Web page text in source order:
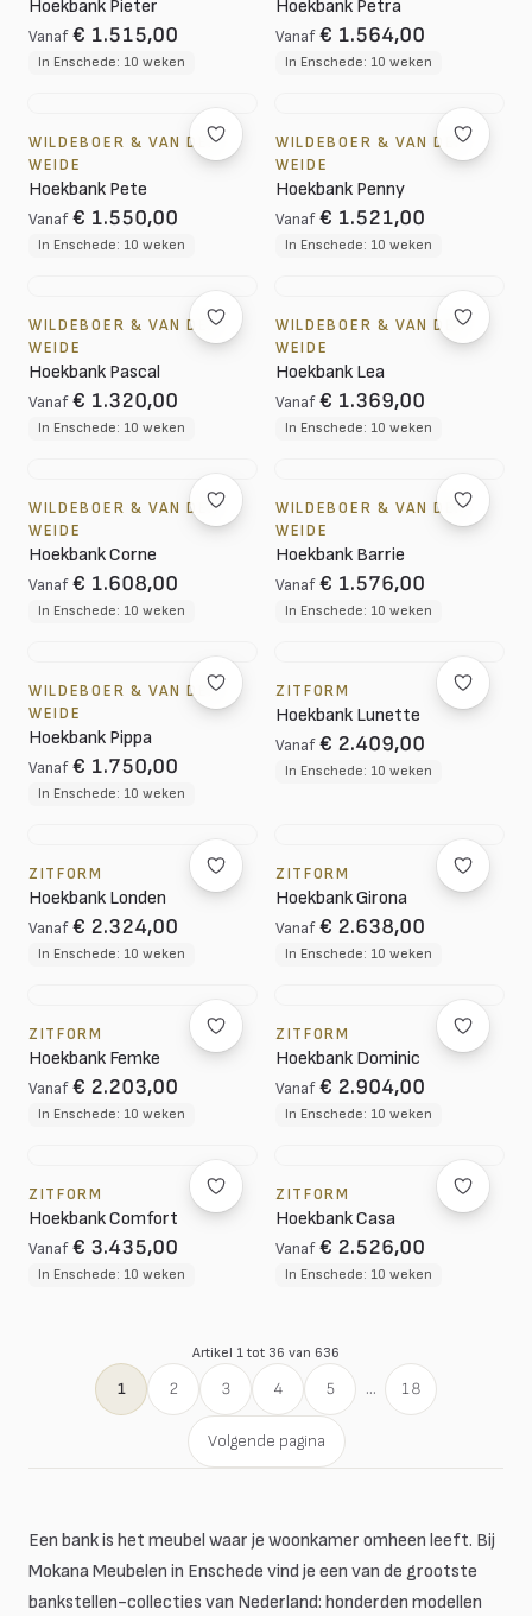
Hoekbank Pieter
Vanaf € 1.515,00
In Enschede: 10 weken
Hoekbank Petra
Vanaf € 1.564,00
In Enschede: 10 weken
WILDEBOER & VAN DER
WEIDE
Hoekbank Pete
Vanaf € 1.550,00
In Enschede: 10 weken
WILDEBOER & VAN DER
WEIDE
Hoekbank Penny
Vanaf € 1.521,00
In Enschede: 10 weken
WILDEBOER & VAN DER
WEIDE
Hoekbank Pascal
Vanaf € 1.320,00
In Enschede: 10 weken
WILDEBOER & VAN DER
WEIDE
Hoekbank Lea
Vanaf € 1.369,00
In Enschede: 10 weken
WILDEBOER & VAN DER
WEIDE
Hoekbank Corne
Vanaf € 1.608,00
In Enschede: 10 weken
WILDEBOER & VAN DER
WEIDE
Hoekbank Barrie
Vanaf € 1.576,00
In Enschede: 10 weken
WILDEBOER & VAN DER
WEIDE
Hoekbank Pippa
Vanaf € 1.750,00
In Enschede: 10 weken
ZITFORM
Hoekbank Lunette
Vanaf € 2.409,00
In Enschede: 10 weken
ZITFORM
Hoekbank Londen
Vanaf € 2.324,00
In Enschede: 10 weken
ZITFORM
Hoekbank Girona
Vanaf € 2.638,00
In Enschede: 10 weken
ZITFORM
Hoekbank Femke
Vanaf € 2.203,00
In Enschede: 10 weken
ZITFORM
Hoekbank Dominic
Vanaf € 2.904,00
In Enschede: 10 weken
ZITFORM
Hoekbank Comfort
Vanaf € 3.435,00
In Enschede: 10 weken
ZITFORM
Hoekbank Casa
Vanaf € 2.526,00
In Enschede: 10 weken
Artikel 1 tot 36 van 636
1 2 3 4 5 ... 18
Volgende pagina
Een bank is het meubel waar je woonkamer omheen leeft. Bij
Mokana Meubelen in Enschede vind je een van de grootste
bankstellen-collecties van Nederland: honderden modellen